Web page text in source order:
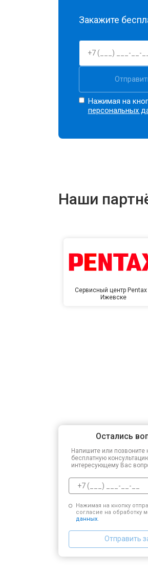
Закажите
Нажимая на
персональных
Наши
Сервисный центр Pentax
Ижевске
Остались
Напишите или позвоните
бесплатную
интересующему Вас
Нажимая на кнопку
согласие на обработку
данных.
Отправить